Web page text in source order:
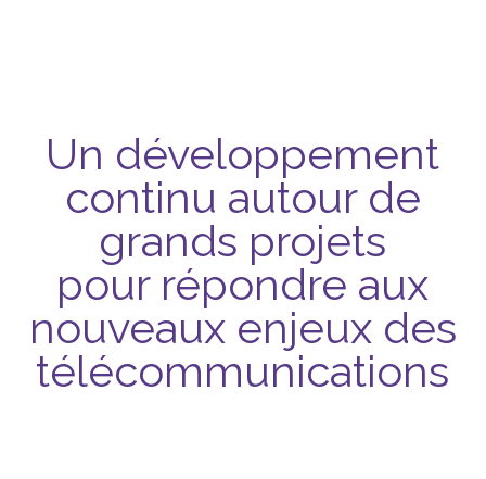
Un développement
continu autour de
grands projets
pour répondre aux
nouveaux enjeux des
télécommunications